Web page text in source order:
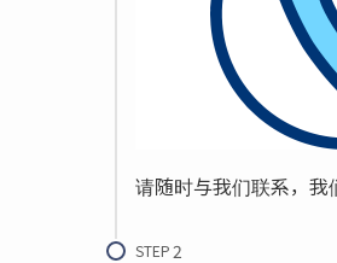
请随时与我们联系，我
STEP